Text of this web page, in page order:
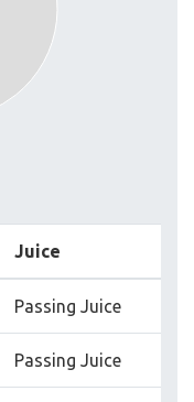
Juice
Passing Juice
Passing Juice